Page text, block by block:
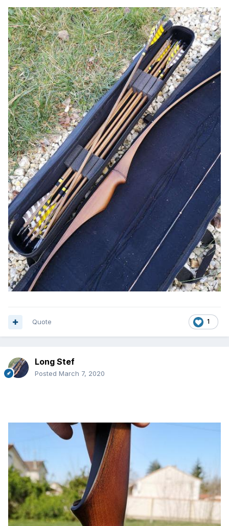
1
Quote
Long Stef
Posted March 7, 2020